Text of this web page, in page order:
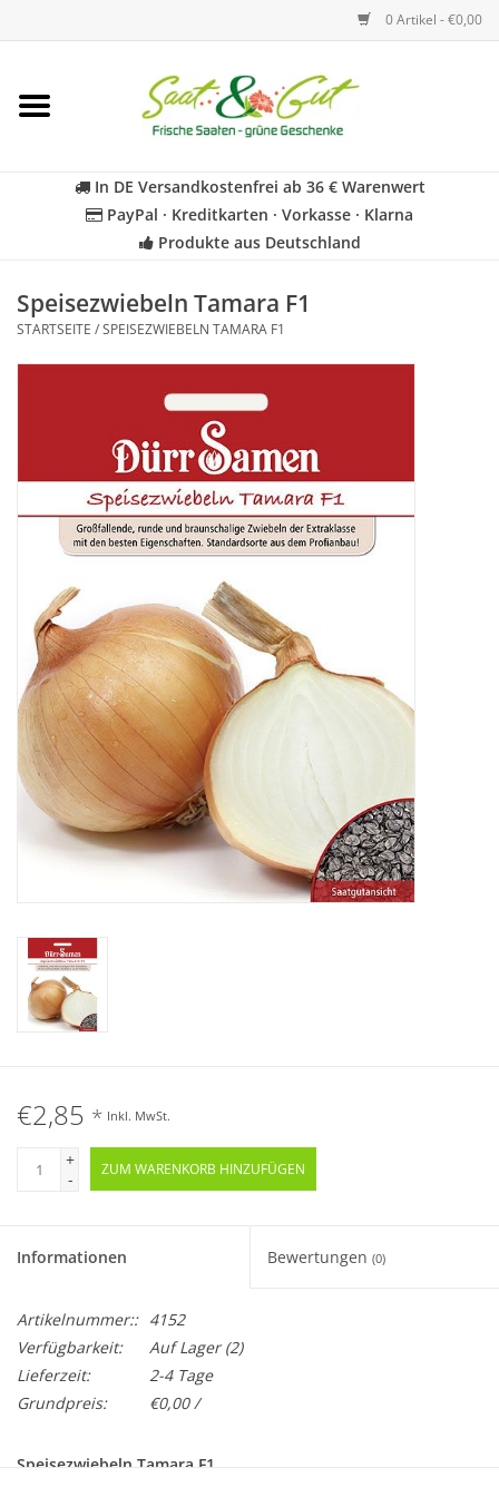
0 Artikel - €0,00
Startseite
Kräuter
Geschenkideen
Katalog
In DE Versandkostenfrei ab 36 € Warenwert
PayPal · Kreditkarten · Vorkasse · Klarna
Produkte aus Deutschland
Speisezwiebeln Tamara F1
STARTSEITE /SPEISEZWIEBELN TAMARA F1
€2,85 * Inkl. MwSt.
+
-
ZUM WARENKORB HINZUFÜGEN
Informationen Bewertungen (0)
Artikelnummer:: 4152
Verfügbarkeit:
Auf Lager(2)
Lieferzeit:
2-4 Tage
Grundpreis:
€0,00 /
Speisezwiebeln Tamara F1